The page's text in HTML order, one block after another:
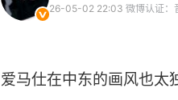
26-05-02 22:03 微博认证：
爱马仕在中东的画风也